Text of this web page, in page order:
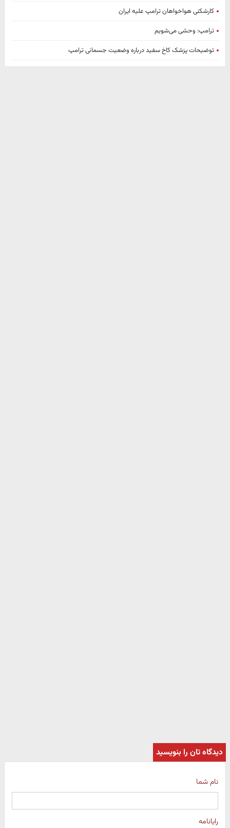
کارشکنی هواخواهان ترامپ علیه ایران
ترامپ: وحشی می‌شویم
توضیحات پزشک کاخ سفید درباره وضعیت جسمانی ترامپ
دیدگاه تان را بنویسید
نام شما
رایانامه